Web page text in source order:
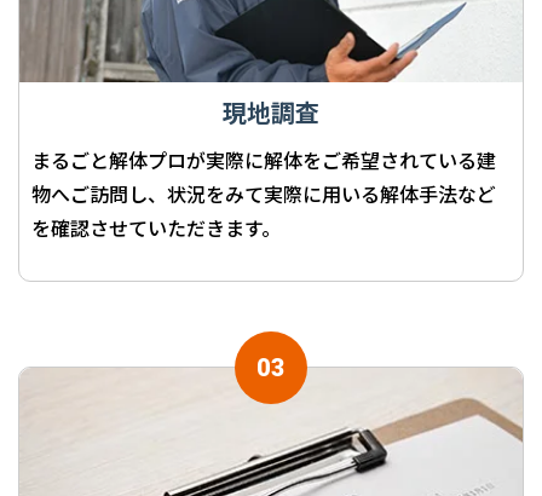
現地調査
まるごと解体プロが実際に解体をご希望されている建
物へご訪問し、状況をみて実際に用いる解体手法など
を確認させていただきます。